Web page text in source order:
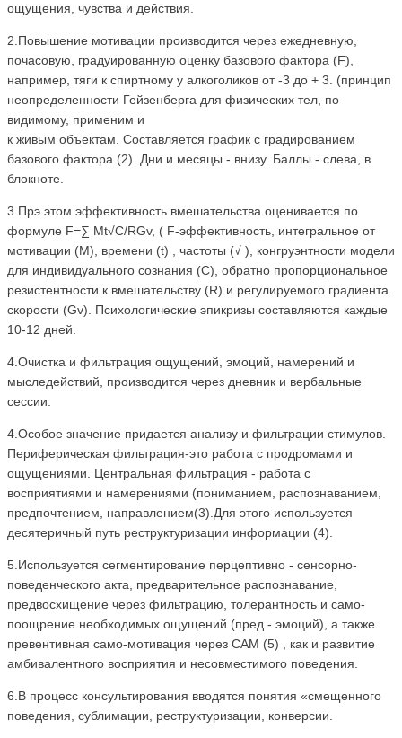
ощущения, чувства и действия.
2.Повышение мотивации производится через ежедневную,
почасовую, градуированную оценку базового фактора (F),
например, тяги к спиртному у алкоголиков от -3 до + 3. (принцип
неопределенности Гейзенберга для физических тел, по
видимому, применим и
к живым объектам. Составляется график с градированием
базового фактора (2). Дни и месяцы - внизу. Баллы - слева, в
блокноте.
3.Прэ этом эффективность вмешательства оценивается по
формуле F=∑ Мt√C/RGv, ( F-эффективность, интегральное от
мотивации (М), времени (t) , частоты (√ ), конгруэнтности модели
для индивидуального сознания (С), обратно пропорциональное
резистентности к вмешательству (R) и регулируемого градиента
скорости (Gv). Психологические эпикризы составляются каждые
10-12 дней.
4.Очистка и фильтрация ощущений, эмоций, намерений и
мыследействий, производится через дневник и вербальные
сессии.
4.Особое значение придается анализу и фильтрации стимулов.
Периферическая фильтрация-это работа с продромами и
ощущениями. Центральная фильтрация - работа с
восприятиями и намерениями (пониманием, распознаванием,
предпочтением, направлением(3).Для этого используется
десятеричный путь реструктуризации информации (4).
5.Используется сегментирование перцептивно - сенсорно-
поведенческого акта, предварительное распознавание,
предвосхищение через фильтрацию, толерантность и само-
поощрение необходимых ощущений (пред - эмоций), а также
превентивная само-мотивация через САМ (5) , как и развитие
амбивалентного восприятия и несовместимого поведения.
6.В процесс консультирования вводятся понятия «смещенного
поведения, сублимации, реструктуризации, конверсии.